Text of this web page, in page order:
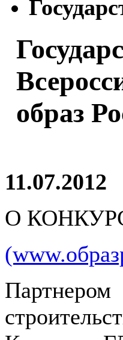
образ
11.07.2012
О